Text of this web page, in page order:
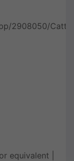
2908050/
equivalent |